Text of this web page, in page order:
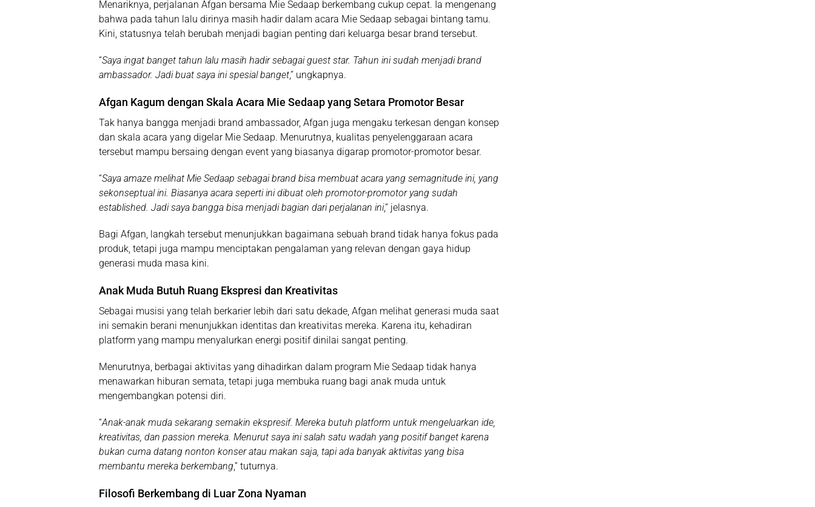
Menariknya, perjalanan Afgan bersama Mie Sedaap berkembang cukup cepat. Ia mengenang
bahwa pada tahun lalu dirinya masih hadir dalam acara Mie Sedaap sebagai bintang tamu.
Kini, statusnya telah berubah menjadi bagian penting dari keluarga besar brand tersebut.
“Saya ingat banget tahun lalu masih hadir sebagai guest star. Tahun ini sudah menjadi brand
ambassador. Jadi buat saya ini spesial banget,” ungkapnya.
Afgan Kagum dengan Skala Acara Mie Sedaap yang Setara Promotor Besar
Tak hanya bangga menjadi brand ambassador, Afgan juga mengaku terkesan dengan konsep
dan skala acara yang digelar Mie Sedaap. Menurutnya, kualitas penyelenggaraan acara
tersebut mampu bersaing dengan event yang biasanya digarap promotor-promotor besar.
“Saya amaze melihat Mie Sedaap sebagai brand bisa membuat acara yang semagnitude ini, yang
sekonseptual ini. Biasanya acara seperti ini dibuat oleh promotor-promotor yang sudah
established. Jadi saya bangga bisa menjadi bagian dari perjalanan ini,” jelasnya.
Bagi Afgan, langkah tersebut menunjukkan bagaimana sebuah brand tidak hanya fokus pada
produk, tetapi juga mampu menciptakan pengalaman yang relevan dengan gaya hidup
generasi muda masa kini.
Anak Muda Butuh Ruang Ekspresi dan Kreativitas
Sebagai musisi yang telah berkarier lebih dari satu dekade, Afgan melihat generasi muda saat
ini semakin berani menunjukkan identitas dan kreativitas mereka. Karena itu, kehadiran
platform yang mampu menyalurkan energi positif dinilai sangat penting.
Menurutnya, berbagai aktivitas yang dihadirkan dalam program Mie Sedaap tidak hanya
menawarkan hiburan semata, tetapi juga membuka ruang bagi anak muda untuk
mengembangkan potensi diri.
“Anak-anak muda sekarang semakin ekspresif. Mereka butuh platform untuk mengeluarkan ide,
kreativitas, dan passion mereka. Menurut saya ini salah satu wadah yang positif banget karena
bukan cuma datang nonton konser atau makan saja, tapi ada banyak aktivitas yang bisa
membantu mereka berkembang,” tuturnya.
Filosofi Berkembang di Luar Zona Nyaman